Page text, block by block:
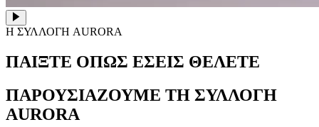
Η ΣΥΛΛΟΓΗ AURORA
ΠΑΙΞΤΕ ΟΠΩΣ ΕΣΕΙΣ ΘΕΛΕΤΕ
ΠΑΡΟΥΣΙΑΖΟΥΜΕ ΤΗ ΣΥΛΛΟΓΗ
AURORA